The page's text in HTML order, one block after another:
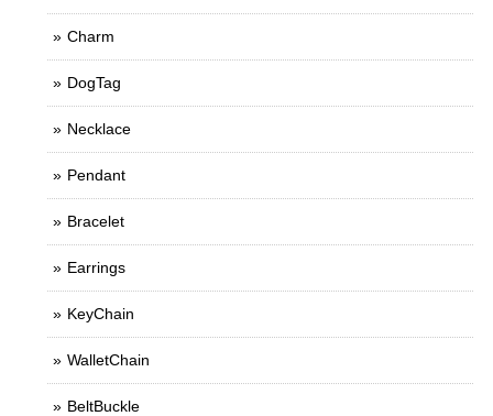
Charm
DogTag
Necklace
Pendant
Bracelet
Earrings
KeyChain
WalletChain
BeltBuckle